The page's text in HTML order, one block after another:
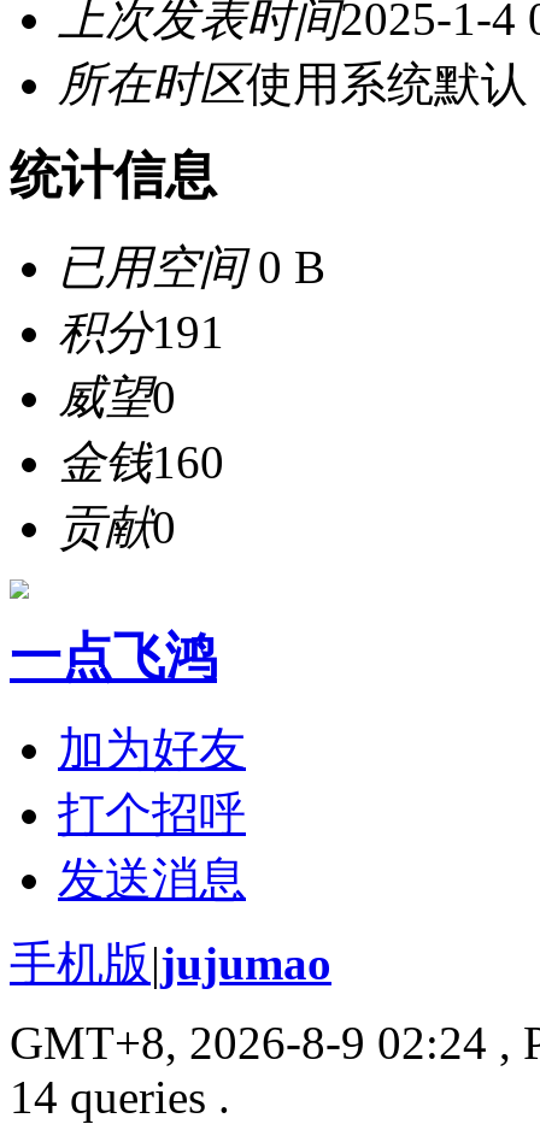
上次发表时间2025-1-4
所在时区使用系统默认
统计信息
已用空间0 B
积分191
威望0
金钱160
贡献0
一点飞鸿
加为好友
打个招呼
发送消息
手机版|jujumao
GMT+8, 2026-8-9 02:24 ,
14 queries .